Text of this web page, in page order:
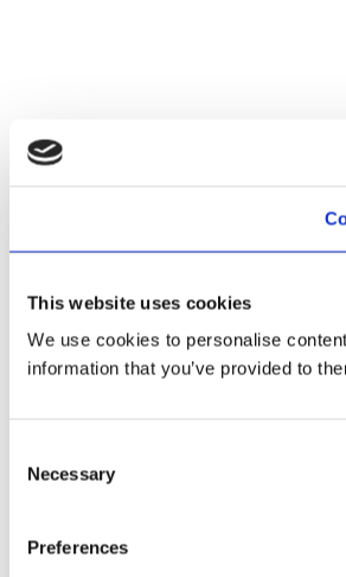
This website uses cookies
We use cookies to personalise
information that you’ve provided to
Selection
Necessary
Preferences